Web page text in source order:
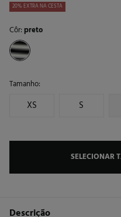
20% EXTRA NA CESTA
Côr:preto
Tamanho:
XS S
SELECIONAR
Descrição